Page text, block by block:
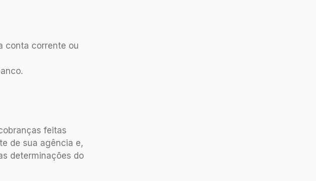
conta corrente ou
feitas
de sua agência e,
determinações do